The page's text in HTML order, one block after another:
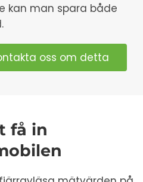
kan man spara både
oss om detta
få in